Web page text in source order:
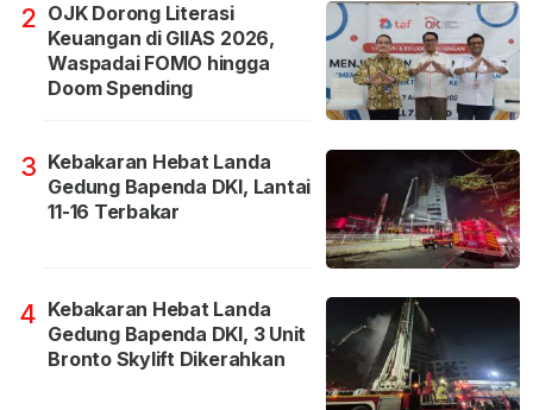
2 OJK Dorong Literasi
Keuangan di GIIAS 2026,
Waspadai FOMO hingga
Doom Spending
3 Kebakaran Hebat Landa
Gedung Bapenda DKI, Lantai
11-16 Terbakar
4 Kebakaran Hebat Landa
Gedung Bapenda DKI, 3 Unit
Bronto Skylift Dikerahkan